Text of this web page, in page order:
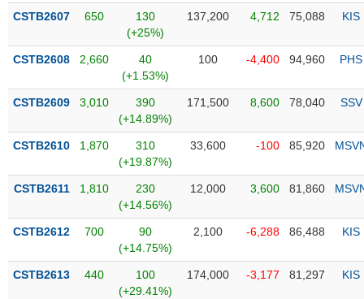
yết
sung
niêm
yết
Theo
dõi
biệt
được
quỹ
CSTB2607 650
130
(+25%)
137,200 4,712 75,088 KIS
CSTB2608 2,660
40
(+1.53%)
100 -4,400 94,960 PHS
CSTB2609 3,010
390
(+14.89%)
171,500 8,600 78,040 SSV
CSTB2610 1,870
310
(+19.87%)
33,600 -100 85,920
CSTB2611 1,810
230
(+14.56%)
12,000 3,600 81,860
CSTB2612 700
90
(+14.75%)
2,100 -6,288 86,488 KIS
CSTB2613 440
100
(+29.41%)
174,000 -3,177 81,297 KIS
TRÁI
CÔNG
ĐẦU
TƯ
DỮ